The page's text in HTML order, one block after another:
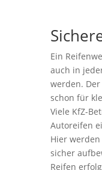
Ein
auch in
werden.
schon für
Viele KfZ-
Autoreifen
Hier
sicher
Reifen